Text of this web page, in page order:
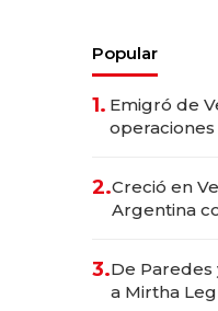
Popular
1. Emigró de
2.Creció en
Argentina
las marcas
3.De
a Mirtha